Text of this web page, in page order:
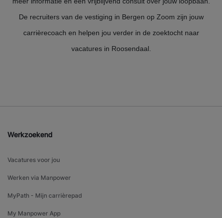
De recruiters van de vestiging in Bergen op Zoom zijn jouw
carrièrecoach en helpen jou verder in de zoektocht naar
vacatures in Roosendaal.
Werkzoekend
Vacatures voor jou
Werken via Manpower
MyPath - Mijn carrièrepad
My Manpower App